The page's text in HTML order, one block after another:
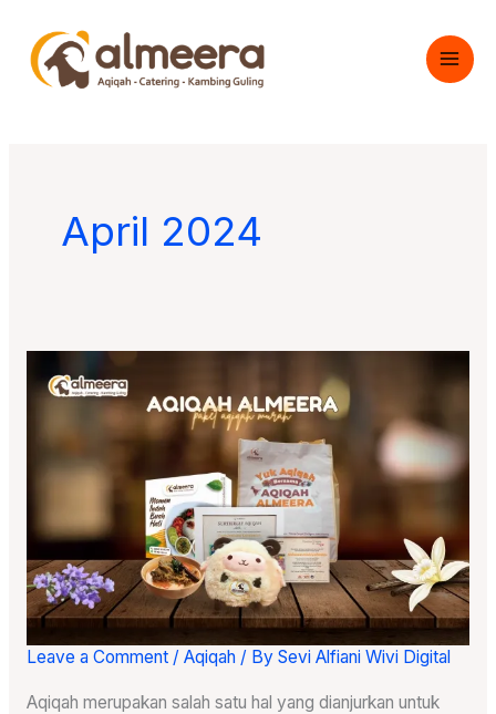
content
April 2024
Leave a Comment / Aqiqah/ By Sevi Alfiani Wivi Digital
Aqiqah merupakan salah satu hal yang dianjurkan untuk
Paket
Aqiqah